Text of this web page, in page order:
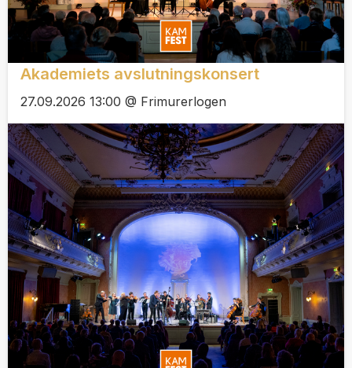
Akademiets avslutningskonsert
27.09.2026 13:00 @ Frimurerlogen